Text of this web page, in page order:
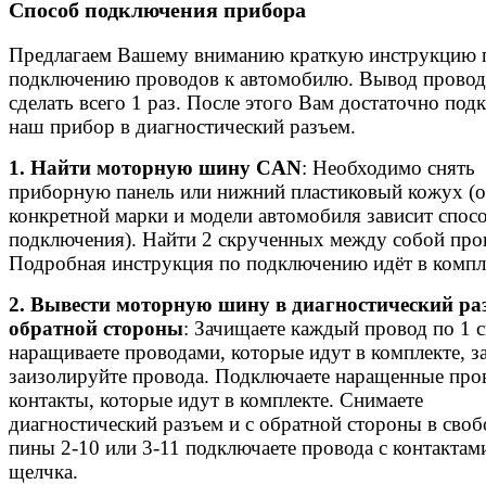
Способ подключения прибора
Предлагаем Вашему вниманию краткую инструкцию
подключению проводов к автомобилю. Вывод
сделать всего 1 раз. После этого Вам достаточно
наш прибор в диагностический разъем.
1. Найти моторную шину CAN: Необходимо снять
приборную панель или нижний пластиковый кожух
конкретной марки и модели автомобиля зависит
подключения). Найти 2 скрученных между собой
Подробная инструкция по подключению идёт в
2. Вывести моторную шину в диагностический
обратной стороны: Зачищаете каждый провод по 1
наращиваете проводами, которые идут в комплекте,
заизолируйте провода. Подключаете наращенные
контакты, которые идут в комплекте. Снимаете
диагностический разъем и с обратной стороны в
пины 2-10 или 3-11 подключаете провода с
щелчка.